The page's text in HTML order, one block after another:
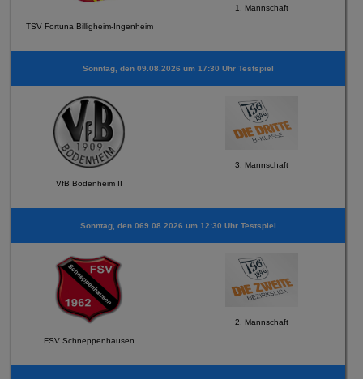
TSV Fortuna Billigheim-Ingenheim
1. Mannschaft
Sonntag, den 09.08.2026 um 17:30 Uhr Testspiel
VfB Bodenheim II
3. Mannschaft
Sonntag, den 069.08.2026 um 12:30 Uhr Testspiel
FSV Schneppenhausen
2. Mannschaft